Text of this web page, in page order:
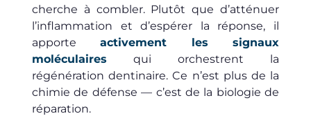
cherche à combler. Plutôt que d’atténuer
l’inflammation et d’espérer la réponse, il
apporteactivement les signaux
moléculaires qui orchestrent la
régénération dentinaire. Ce n’est plus de la
chimie de défense — c’est de la biologie de
réparation.